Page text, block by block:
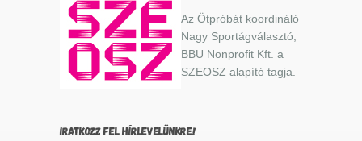
Az Ötpróbát koordináló
Nagy Sportágválasztó,
BBU Nonprofit Kft. a
SZEOSZ alapító tagja.
IRATKOZZ FEL HÍRLEVELÜNKRE!